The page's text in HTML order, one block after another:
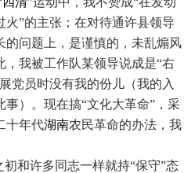
”的主张；在对待通许县领导
的问题上，是谨慎的，未乱煽风
，我被工作队某领导说成是“右
党员时没有我的份儿（我的入
）。现在搞“文化大革命”，采
十年代湖南农民革命的办法，我
初和许多同志一样就持“保守”态